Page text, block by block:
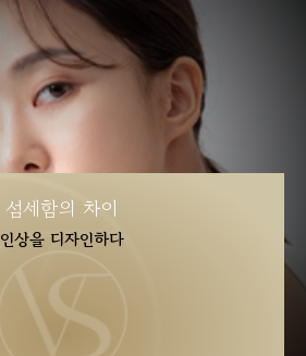
섬세함의 차이
인상을 디자인하다